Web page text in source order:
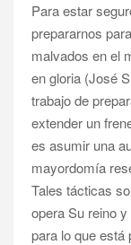
Para estar
prepararnos
malvados en el
en gloria (José
trabajo de
extender un
es asumir una
mayordomía
Tales tácticas
opera Su reino
para lo que está